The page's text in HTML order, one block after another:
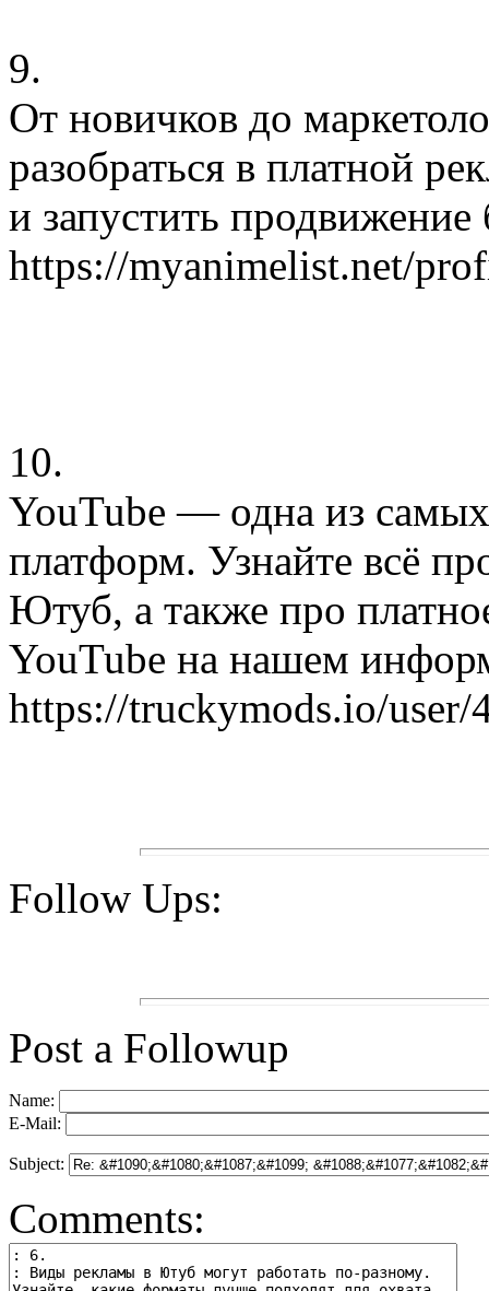
9.
От новичков до
разобраться в платной
и запустить
https://myanimelist.net/
10.
YouTube — одна из
платформ. Узнайте всё
Ютуб, а также про
YouTube на нашем
https://truckymods.io/user/
Follow Ups:
Post a Followup
Name:
E-Mail:
Subject:
Comments: